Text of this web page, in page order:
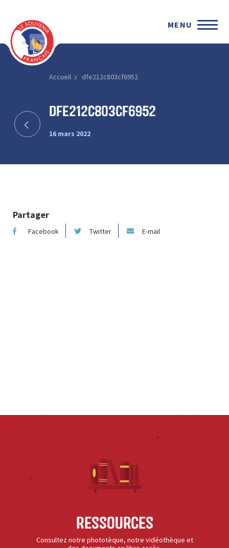
MENU
Accueil dfe212c803cf6952
dfe212c803cf6952
16 mars 2022
Partager
Facebook Twitter E-mail
Ressources
Consultez notre phototèque, notre vidéothèque et